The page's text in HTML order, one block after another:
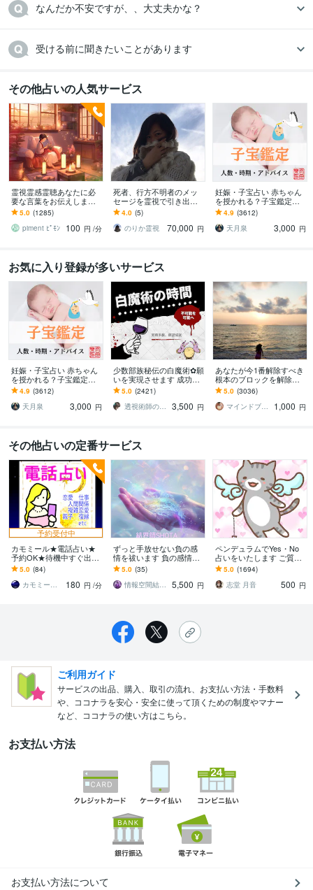
なんだか不安ですが、、大丈夫かな？
受ける前に聞きたいことがあります
その他占いの人気サービス
霊視霊感霊聴あなたに必
要な言葉をお伝えします
〜〜例えばふとこの場所
がリアルなのかわからな
くなる瞬間に〜〜
5.0 (1285)
piment ﾋﾟﾓﾝ
100 円 /分
死者、行方不明者のメッ
セージを霊視で引き出し
ます 探偵に頼む前に。実
績多数、特殊な霊視鑑定
となります。
4.0 (5)
のりか霊視
70,000 円
妊娠・子宝占い 赤ちゃん
を授かれる？子宝鑑定し
ます 子供を授かるか、授
かる時期、性別、授かる
ための行動を鑑定
4.9 (3612)
天月泉
3,000 円
お気に入り登録が多いサービス
妊娠・子宝占い 赤ちゃん
を授かれる？子宝鑑定し
ます 子供を授かるか、授
かる時期、性別、授かる
ための行動を鑑定
4.9 (3612)
天月泉
3,000 円
少数部族秘伝の白魔術✿願
いを実現させます 成功率8
0%☆願いを実現します✿
5.0 (2421)
透視術師のアリナ
3,500 円
あなたが今1番解除すべき
根本のブロックを解除し
ます とにかく現状を変え
たい方、上手くいかない
と感じている方へ
5.0 (3036)
マインドブロックバスター颯（soul）
1,000 円
その他占いの定番サービス
予約受付中
カモミール★電話占い★
予約OK★待機中すぐ出れ
ます タロットカードから
ヒントを見つけていきま
しょう！
5.0 (84)
カモミール◆タロット占い◆電話占い
180 円 /分
ずっと手放せない負の感
情を祓います 負の感情を
手放す事で潜在意識の書
き換えへとお繋ぎいたし
ます
5.0 (35)
情報空間結界師 SHOTA
5,500 円
ペンデュラムでYes・No
占いをいたします ご質問3
つ承ります。今すぐ答え
が知りたい方へ・・・
5.0 (1694)
志堂 月音
500 円
ご利用ガイド
サービスの出品、購入、取引の流れ、お支払い方法・手数料
や、ココナラを安心・安全に使って頂くための制度やマナー
など、ココナラの使い方はこちら。
お支払い方法
お支払い方法について